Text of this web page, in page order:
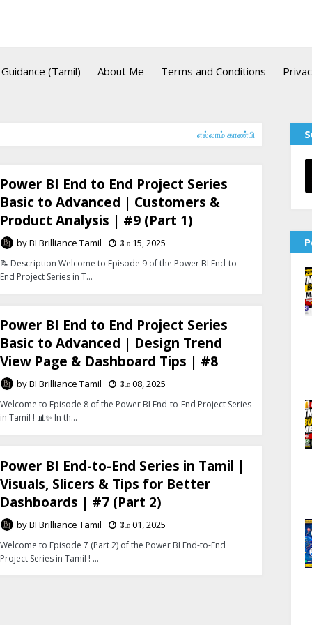
(Tamil) About Me Terms and Conditions
எல்லாம் காண்பி
Power BI End to End Project Series
Basic to Advanced | Customers &
Product Analysis | #9 (Part 1)
byBI Brilliance Tamil மே 15, 2025
📝 Description Welcome to Episode 9 of the Power BI End-to-
End Project Series in T…
Power BI End to End Project Series
Basic to Advanced | Design Trend
View Page & Dashboard Tips | #8
byBI Brilliance Tamil மே 08, 2025
Welcome to Episode 8 of the Power BI End-to-End Project Series
in Tamil ! 📊✨ In th…
Power BI End-to-End Series in Tamil |
Visuals, Slicers & Tips for Better
Dashboards | #7 (Part 2)
byBI Brilliance Tamil மே 01, 2025
Welcome to Episode 7 (Part 2) of the Power BI End-to-End
Project Series in Tamil ! …